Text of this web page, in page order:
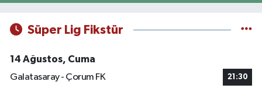
Süper Lig Fikstür
14 Ağustos, Cuma
Galatasaray - Çorum FK
21:30